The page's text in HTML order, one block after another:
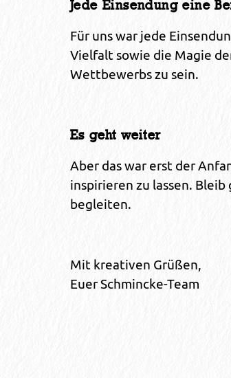
Jede Einsendung eine
Für uns war jede
Vielfalt sowie die Magie
Wettbewerbs zu sein.
Es geht weiter
Aber das war erst der
inspirieren zu lassen.
begleiten.
Mit kreativen Grüßen,
Euer Schmincke-Team